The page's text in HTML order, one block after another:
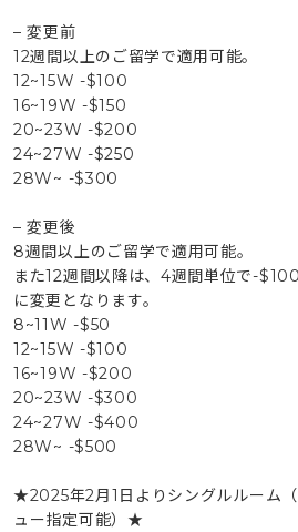
– 変更前
12週間以上のご留学で適用可能。
12~15W -$100
16~19W -$150
20~23W -$200
24~27W -$250
28W~ -$300
– 変更後
8週間以上のご留学で適用可能。
また12週間以降は、4週間単位で-
に変更となります。
8~11W -$50
12~15W -$100
16~19W -$200
20~23W -$300
24~27W -$400
28W~ -$500
★2025年2月1日よりシングルルーム
ュー指定可能）★